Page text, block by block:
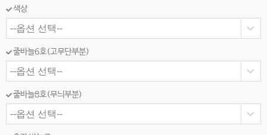
색상
줄바늘6호(고무단부분)
줄바늘8호(무늬부분)